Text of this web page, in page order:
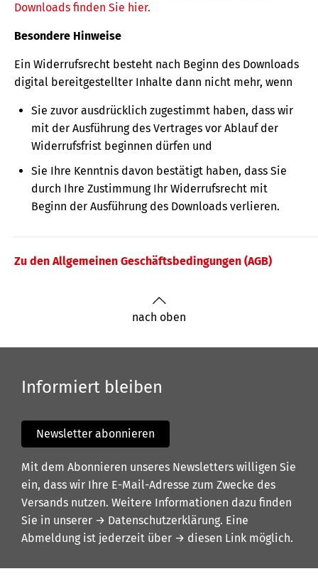
Downloads finden Sie hier.
Besondere Hinweise
Ein Widerrufsrecht besteht nach Beginn des Downloads
digital bereitgestellter Inhalte dann nicht mehr, wenn
Sie zuvor ausdrücklich zugestimmt haben, dass wir
mit der Ausführung des Vertrages vor Ablauf der
Widerrufsfrist beginnen dürfen und
Sie Ihre Kenntnis davon bestätigt haben, dass Sie
durch Ihre Zustimmung Ihr Widerrufsrecht mit
Beginn der Ausführung des Downloads verlieren.
Zu den Allgemeinen Geschäftsbedingungen (AGB)
nach oben
Informiert bleiben
Newsletter abonnieren
Mit dem Abonnieren unseres Newsletters willigen Sie
ein, dass wir Ihre E-Mail-Adresse zum Zwecke des
Versands nutzen. Weitere Informationen dazu finden
Sie in unserer → Datenschutzerklärung. Eine
Abmeldung ist jederzeit über → diesen Link möglich.